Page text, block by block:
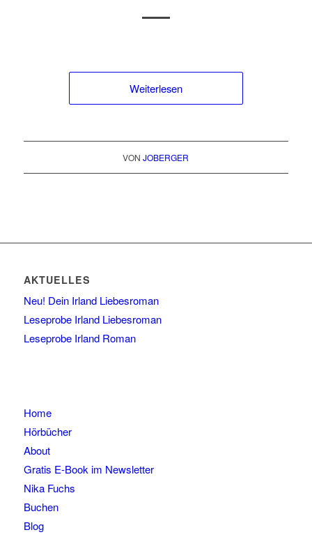
Weiterlesen
VONJOBERGER
AKTUELLES
Neu! Dein Irland Liebesroman
Leseprobe Irland Liebesroman
Leseprobe Irland Roman
Home
Hörbücher
About
Gratis E-Book im Newsletter
Nika Fuchs
Buchen
Blog